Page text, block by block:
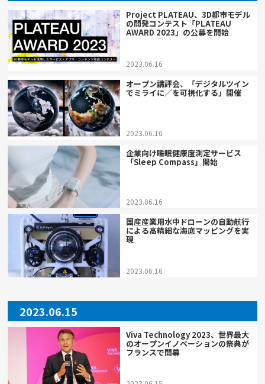
Project PLATEAU、3D都市モデル
の開発コンテスト「PLATEAU
AWARD 2023」の公募を開始
2023.06.16
オープン講評会、「デジタルツイン
でミライに／を可視化する」開催
2023.06.16
企業向け睡眠健康度測定サービス
「Sleep Compass」開始
2023.06.16
国産産業用水中ドローンの自動航行
による高精細な海底マッピングを実
現
2023.06.16
2023.06.15
Viva Technology 2023、世界最大
のオープンイノベーションの祭典が
フランスで開幕